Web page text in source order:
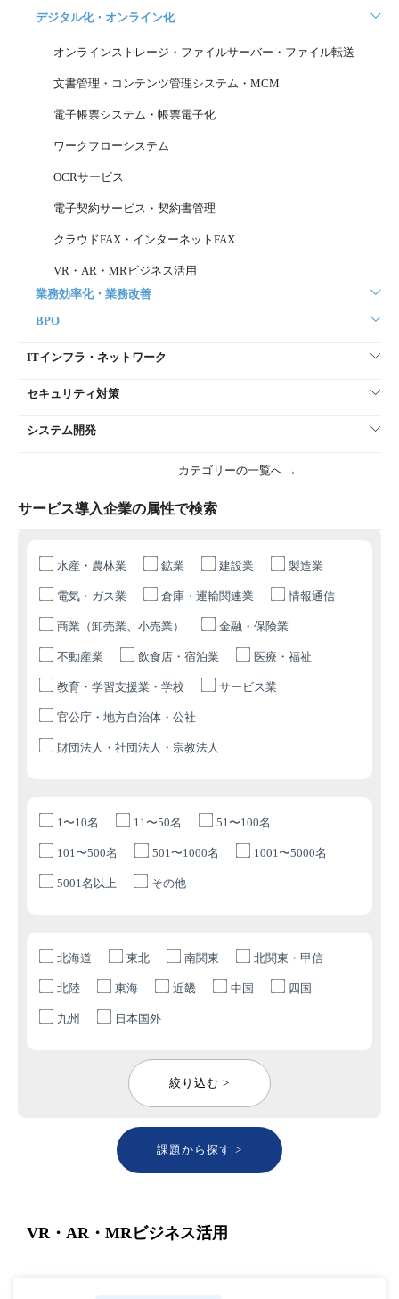
デジタル化・オンライン化
オンラインストレージ・ファイルサーバー・ファイル転送
文書管理・コンテンツ管理システム・MCM
電子帳票システム・帳票電子化
ワークフローシステム
OCRサービス
電子契約サービス・契約書管理
クラウドFAX・インターネットFAX
VR・AR・MRビジネス活用
業務効率化・業務改善
BPO
ITインフラ・ネットワーク
セキュリティ対策
システム開発
カテゴリーの一覧へ →
サービス導入企業の属性で検索
水産・農林業 鉱業 建設業 製造業
電気・ガス業 倉庫・運輸関連業 情報通信
商業（卸売業、小売業） 金融・保険業
不動産業 飲食店・宿泊業 医療・福祉
教育・学習支援業・学校 サービス業
官公庁・地方自治体・公社
財団法人・社団法人・宗教法人
1〜10名 11〜50名 51〜100名
101〜500名 501〜1000名 1001〜5000名
5001名以上 その他
北海道 東北 南関東 北関東・甲信
北陸 東海 近畿 中国 四国
九州 日本国外
絞り込む >
課題から探す >
VR・AR・MRビジネス活用